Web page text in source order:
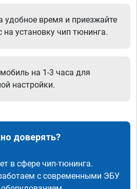
удобное время и приезжайте
на установку чип тюнинга.
на 1-3 часа для
настройки.
доверять?
в сфере чип-тюнинга.
с современными ЭБУ